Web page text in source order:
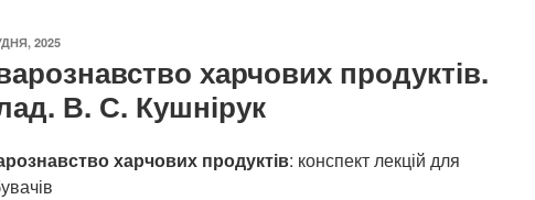
2025
харчових продуктів.
В. С. Кушнірук
харчових продуктів: конспект лекцій для